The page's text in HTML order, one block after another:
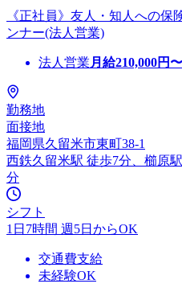
《正社員》友人・知人への保
ンナー(法人営業)
法人営業 月給210,000円〜
勤務地
面接地
福岡県久留米市東町38-1
西鉄久留米駅 徒歩7分、櫛原
分
シフト
1日7時間 週5日からOK
交通費支給
未経験OK